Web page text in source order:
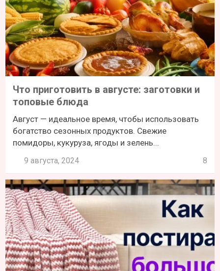
Что приготовить в августе: заготовки и
топовые блюда
Август — идеальное время, чтобы использовать
богатство сезонных продуктов. Свежие
помидоры, кукуруза, ягоды и зелень...
9 августа, 2024 8